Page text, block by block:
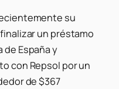
su
un préstamo
de España y
con Repsol por un
de $367